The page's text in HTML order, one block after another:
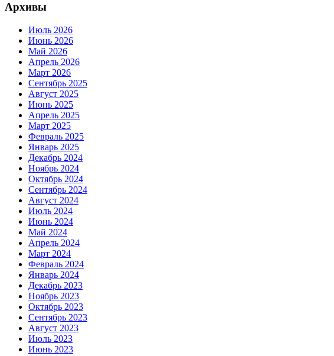
Архивы
Июль 2026
Июнь 2026
Май 2026
Апрель 2026
Март 2026
Сентябрь 2025
Август 2025
Июнь 2025
Апрель 2025
Март 2025
Февраль 2025
Январь 2025
Декабрь 2024
Ноябрь 2024
Октябрь 2024
Сентябрь 2024
Август 2024
Июль 2024
Июнь 2024
Май 2024
Апрель 2024
Март 2024
Февраль 2024
Январь 2024
Декабрь 2023
Ноябрь 2023
Октябрь 2023
Сентябрь 2023
Август 2023
Июль 2023
Июнь 2023